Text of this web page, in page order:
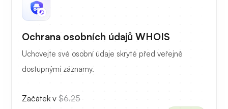
Ochrana osobních údajů WHOIS
Uchovejte své osobní údaje skryté před veřejně
dostupnými záznamy.
Začátek v $6.25